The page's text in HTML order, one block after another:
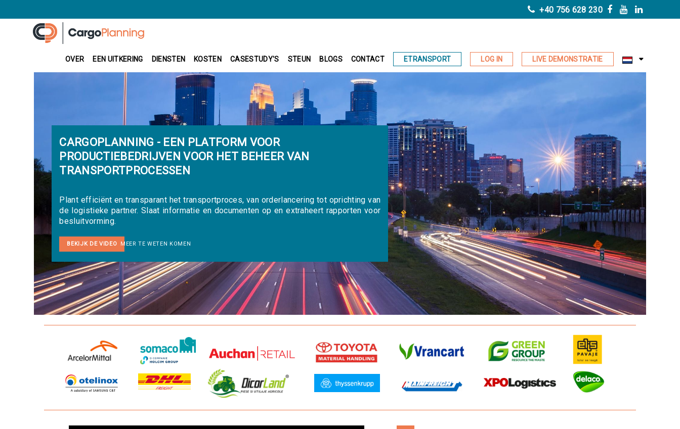
+40 756 628 230
OVER EEN UITKERING DIENSTEN KOSTEN CASESTUDY'S STEUN BLOGS CONTACT ETRANSPORT LOG IN LIVE DEMONSTRATIE
CARGOPLANNING - EEN PLATFORM VOOR
PRODUCTIEBEDRIJVEN VOOR HET BEHEER VAN
TRANSPORTPROCESSEN
Plant efficiënt en transparant het transportproces, van orderlancering tot oprichting van
de logistieke partner. Slaat informatie en documenten op en extraheert rapporten voor
besluitvorming.
BEKIJK DE VIDEO MEER TE WETEN KOMEN